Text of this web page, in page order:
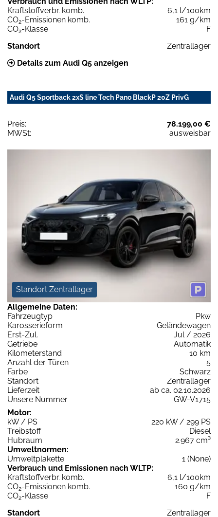
Kraftstoffverbr. komb.
6,1 l/100km
CO2-Emissionen komb.
161 g/km
CO2-Klasse
F
Standort
Zentrallager
Details zum Audi Q5 anzeigen
Audi Q5 Sportback 2xS line Tech Pano BlackP 20Z PrivG
Preis:
78.199,00 €
MWSt:
ausweisbar
Standort Zentrallager
Allgemeine Daten:
Fahrzeugtyp
Pkw
Karosserieform
Geländewagen
Erst-Zul.
Jul / 2026
Getriebe
Automatik
Kilometerstand
10 km
Anzahl der Türen
5
Farbe
Schwarz
Standort
Zentrallager
Lieferzeit
ab ca. 02.10.2026
Unsere Nummer
GW-V1715
Motor:
kW / PS
220 kW / 299 PS
Treibstoff
Diesel
Hubraum
2.967 cm³
Umweltnormen:
Umweltplakette
1 (None)
Verbrauch und Emissionen nach WLTP:
Kraftstoffverbr. komb.
6,1 l/100km
CO2-Emissionen komb.
160 g/km
CO2-Klasse
F
Standort
Zentrallager